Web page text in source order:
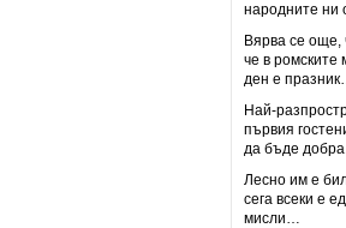
народните ни
Вярва се още,
че в ромските
ден е
Най-
първия
да бъде
Лесно им е
сега всеки е
мисли…